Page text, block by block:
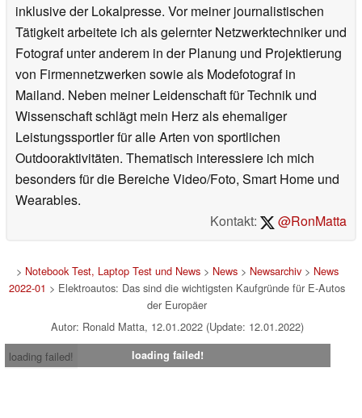
inklusive der Lokalpresse. Vor meiner journalistischen
Tätigkeit arbeitete ich als gelernter Netzwerktechniker und
Fotograf unter anderem in der Planung und Projektierung
von Firmennetzwerken sowie als Modefotograf in
Mailand. Neben meiner Leidenschaft für Technik und
Wissenschaft schlägt mein Herz als ehemaliger
Leistungssportler für alle Arten von sportlichen
Outdooraktivitäten. Thematisch interessiere ich mich
besonders für die Bereiche Video/Foto, Smart Home und
Wearables.
Kontakt:
@RonMatta
> Notebook Test, Laptop Test und News> News> Newsarchiv> News
2022-01 > Elektroautos: Das sind die wichtigsten Kaufgründe für E-Autos
der Europäer
Autor: Ronald Matta, 12.01.2022 (Update: 12.01.2022)
loading failed!
loading failed!